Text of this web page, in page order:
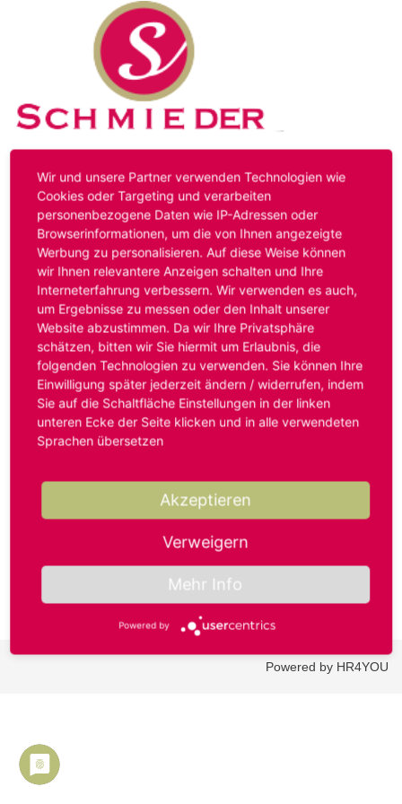
Kontakt Impressum Datenschutz
Hinweis:Das von ihnen aufgerufene Stellenangebot ist
bereits ausgelaufen. Alternative Stellenanzeigen finden
Sie unter:
www.schmieder-personal.de/stellenangebote
Oder Sie bewerben sich
initiativund wir suchen für Sie
passende Stellenangebote.
Anmelden
Benutzername oder E-Mail-Adresse*
Passwort*
Powered by HR4YOU
Wir und unsere Partner verwenden Technologien wie
Cookies oder Targeting und verarbeiten
personenbezogene Daten wie IP-Adressen oder
Browserinformationen, um die von Ihnen angezeigte
Werbung zu personalisieren. Auf diese Weise können
wir Ihnen relevantere Anzeigen schalten und Ihre
Interneterfahrung verbessern. Wir verwenden es auch,
um Ergebnisse zu messen oder den Inhalt unserer
Website abzustimmen. Da wir Ihre Privatsphäre
schätzen, bitten wir Sie hiermit um Erlaubnis, die
folgenden Technologien zu verwenden. Sie können Ihre
Einwilligung später jederzeit ändern / widerrufen, indem
Sie auf die Schaltfläche Einstellungen in der linken
unteren Ecke der Seite klicken und in alle verwendeten
Sprachen übersetzen
Akzeptieren
Verweigern
Mehr Info
Powered by